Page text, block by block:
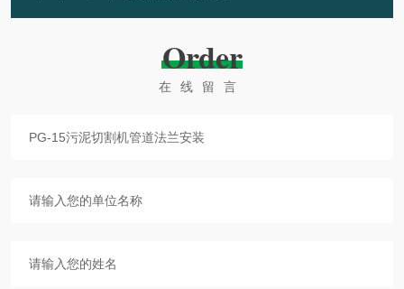
Order
在线留言